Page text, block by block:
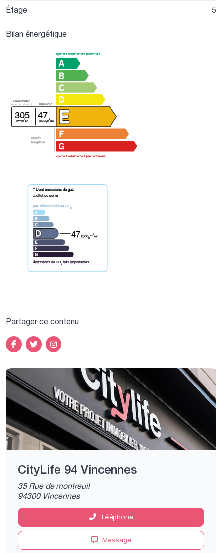
Étage
5
Bilan énergétique
passoire
énergétique
logement extrêmement performant
logement extrêmement peu performant
consommation
(énergie primaire)
305
kWh/m²/an
émissions*
47
kgCO2/m
²
/an
* Dont émissions de gaz
à effet de serre
peu d'émissions de CO2
émissions de CO2très importantes
47 kgCO2/m²/an
Partager ce contenu
CityLife 94 Vincennes
35 Rue de montreuil
94300 Vincennes
Téléphone
Message